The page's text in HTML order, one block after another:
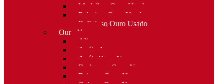
Medalhas Ouro Usado
Pulseiras Ouro Usado
Religioso Ouro Usado
Ouro Novo
Alianças
Anéis de curso
Anéis Ouro Novo
Berloques Ouro Novo
Brincos Ouro Novo